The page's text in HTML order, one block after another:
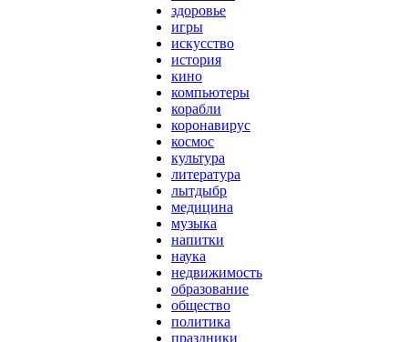
здоровье
игры
искусство
история
кино
компьютеры
корабли
коронавирус
космос
культура
литература
лытдыбр
медицина
музыка
напитки
наука
недвижимость
образование
общество
политика
праздники